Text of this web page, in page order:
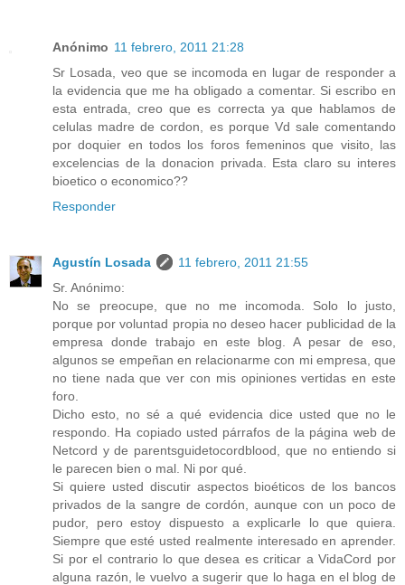
Anónimo 11 febrero, 2011 21:28
Sr Losada, veo que se incomoda en lugar de responder a
la evidencia que me ha obligado a comentar. Si escribo en
esta entrada, creo que es correcta ya que hablamos de
celulas madre de cordon, es porque Vd sale comentando
por doquier en todos los foros femeninos que visito, las
excelencias de la donacion privada. Esta claro su interes
bioetico o economico??
Responder
Agustín Losada
11 febrero, 2011 21:55
Sr. Anónimo:
No se preocupe, que no me incomoda. Solo lo justo,
porque por voluntad propia no deseo hacer publicidad de la
empresa donde trabajo en este blog. A pesar de eso,
algunos se empeñan en relacionarme con mi empresa, que
no tiene nada que ver con mis opiniones vertidas en este
foro.
Dicho esto, no sé a qué evidencia dice usted que no le
respondo. Ha copiado usted párrafos de la página web de
Netcord y de parentsguidetocordblood, que no entiendo si
le parecen bien o mal. Ni por qué.
Si quiere usted discutir aspectos bioéticos de los bancos
privados de la sangre de cordón, aunque con un poco de
pudor, pero estoy dispuesto a explicarle lo que quiera.
Siempre que esté usted realmente interesado en aprender.
Si por el contrario lo que desea es criticar a VidaCord por
alguna razón, le vuelvo a sugerir que lo haga en el blog de